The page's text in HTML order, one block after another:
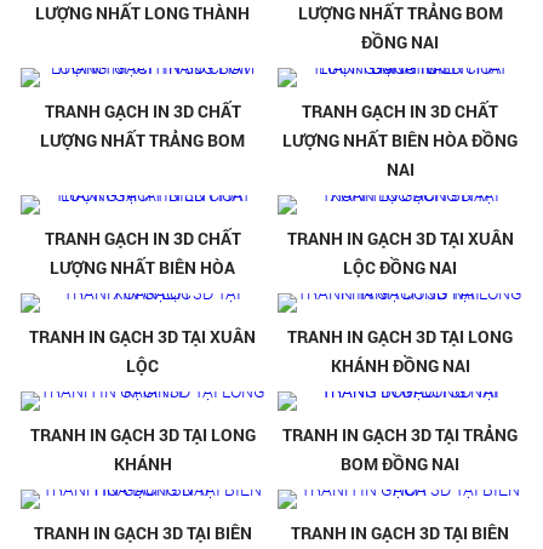
LƯỢNG NHẤT LONG THÀNH
LƯỢNG NHẤT TRẢNG BOM
ĐỒNG NAI
TRANH GẠCH IN 3D CHẤT
LƯỢNG NHẤT TRẢNG BOM
TRANH GẠCH IN 3D CHẤT
LƯỢNG NHẤT BIÊN HÒA ĐỒNG
NAI
TRANH GẠCH IN 3D CHẤT
LƯỢNG NHẤT BIÊN HÒA
TRANH IN GẠCH 3D TẠI XUÂN
LỘC ĐỒNG NAI
TRANH IN GẠCH 3D TẠI XUÂN
LỘC
TRANH IN GẠCH 3D TẠI LONG
KHÁNH ĐỒNG NAI
TRANH IN GẠCH 3D TẠI LONG
KHÁNH
TRANH IN GẠCH 3D TẠI TRẢNG
BOM ĐỒNG NAI
TRANH IN GẠCH 3D TẠI BIÊN
TRANH IN GẠCH 3D TẠI BIÊN